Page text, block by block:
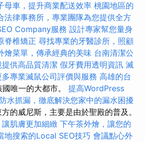
母車，提升商業配送效率 桃園地區的
法律事務所，專業團隊為您提供全方
Company服務 設計專家幫您量身
脊椎矯正 尋找專業的牙醫診所，照顧
燴菜單，傳承經典的美味 台南清潔公
供高品質清潔 假牙費用透明資訊 滅
專業滅鼠公司評價與服務 高雄的台
唯一的大都市。 提高WordPress
防水抓漏，徹底解決您家中的漏水困擾
的威尼斯，主要是由於聖殿的普及。
肌膚更加細緻 下午茶外燴，讓您的
地搜索的Local SEO技巧 會議點心外